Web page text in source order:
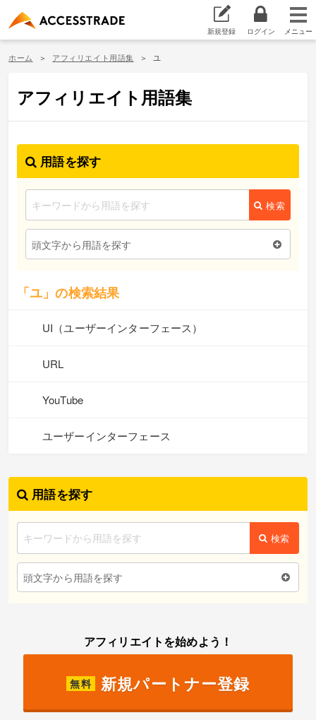
新規登録 ログイン
ホーム アフィリエイト用語集 ユ
アフィリエイト用語集
用語を探す
検索
頭文字から用語を探す
「ユ」の検索結果
UI（ユーザーインターフェース）
URL
YouTube
ユーザーインターフェース
用語を探す
検索
頭文字から用語を探す
アフィリエイトを始めよう！
無料 新規パートナー登録